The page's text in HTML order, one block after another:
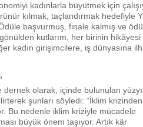
kadınlarla büyütmek için
kılmak, taçlandırmak hedefiyle
başvurmuş, finale kalmış ve
kutlarım, her birinin
kadın girişimcilere, iş dünyasına
dernek olarak, içinde bulunulan
şunları söyledi: “İklim
Bu nedenle iklim kriziyle mücadele
büyük önem taşıyor. Artık kâr